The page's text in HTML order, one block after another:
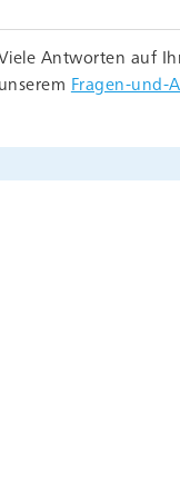
feierte im
der
macht.
Antworten auf
unserem Fragen-und-